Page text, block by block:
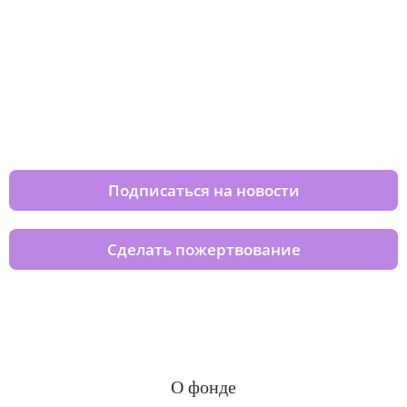
Подписаться на новости
Сделать пожертвование
О фонде